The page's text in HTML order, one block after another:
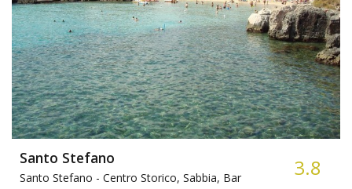
Santo Stefano
Santo Stefano - Centro Storico, Sabbia, Bar 3.8